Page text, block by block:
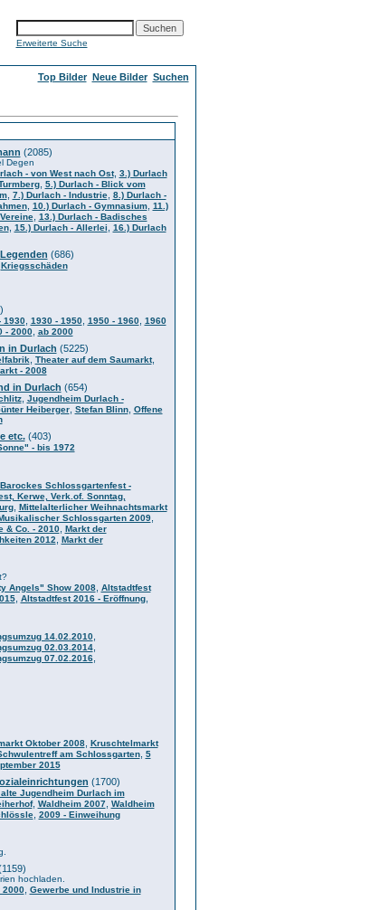
Erweiterte Suche
Top Bilder Neue Bilder Suchen
(2085)
Degen
- von West nach Ost, 3.) Durlach
, 5.) Durlach - Blick vom
, 7.) Durlach - Industrie, 8.) Durlach -
, 10.) Durlach - Gymnasium, 11.)
, 13.) Durlach - Badisches
, 15.) Durlach - Allerlei
16.) Durlach
(686)
Kriegsschäden
1930, 1930 - 1950, 1950 - 1960, 1960
- 2000, ab 2000
in Durlach (5225)
Theater auf dem Saumarkt,
- 2008
in Durlach (654)
, Jugendheim Durlach -
Heiberger, Stefan Blinn, Offene
etc.(403)
- bis 1972
Barockes Schlossgartenfest -
Kerwe, Verk.of. Sonntag,
, Mittelalterlicher Weihnachtsmarkt
Schlossgarten 2009,
& Co. - 2010, Markt der
2012
Markt der
Angels" Show 2008, Altstadtfest
, Altstadtfest 2016 - Eröffnung,
14.02.2010,
02.03.2014,
07.02.2016,
Oktober 2008, Kruschtelmarkt
am Schlossgarten, 5
2015
(1700)
Jugendheim Durlach im
, Waldheim 2007, Waldheim
, 2009 - Einweihung
hochladen.
2000, Gewerbe und Industrie in